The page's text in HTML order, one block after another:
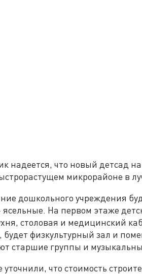
надеется, что новый детсад
микрорайоне в
дошкольного учреждения
На первом этаже
столовая и медицинский
будет физкультурный зал и
старшие группы и
что стоимость